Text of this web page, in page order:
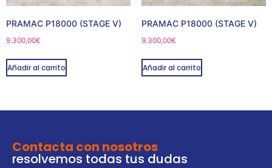
PRAMAC P18000 (STAGE V)
9.300,00€
Añadir al carrito
PRAMAC P18000 (STAGE V)
9.300,00€
Añadir al carrito
Contacta con nosotros
resolvemos todas tus dudas